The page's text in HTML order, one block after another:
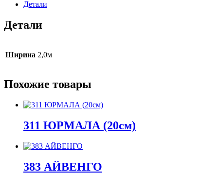
Детали
Детали
Ширина 2,0м
Похожие товары
311 ЮРМАЛА (20см)
383 АЙВЕНГО